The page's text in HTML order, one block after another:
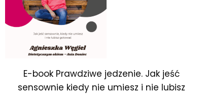
E-book Prawdziwe jedzenie. Jak jeść
sensownie kiedy nie umiesz i nie lubisz